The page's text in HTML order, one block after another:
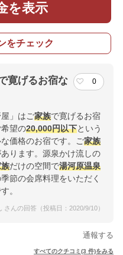
を表示
をチェック
寛げるお宿な
0
」はご家族で寛げるお宿
望の20,000円以下という
価格のお宿です。ご家族
ります。源泉かけ流しの
だけの空間で湯河原温泉
節の会席料理をいただく
。
さんの回答（投稿日：2020/9/10）
通報する
すべてのクチコミ(3 件)をみる